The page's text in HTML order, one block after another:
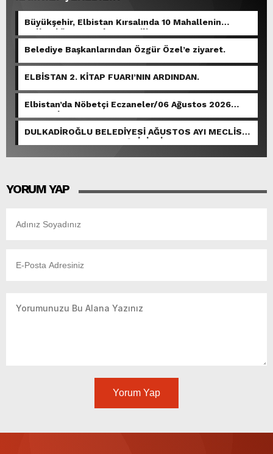
Büyükşehir, Elbistan Kırsalında 10 Mahallenin
Kullandığı Grup Yolunu Yeniliyor.
Belediye Başkanlarından Özgür Özel’e ziyaret.
ELBİSTAN 2. KİTAP FUARI’NIN ARDINDAN.
Elbistan’da Nöbetçi Eczaneler/06 Ağustos 2026
Perşembe
DULKADİROĞLU BELEDİYESİ AĞUSTOS AYI MECLİS
TOPLANTISI GERÇEKLEŞTİRİLDİ.
YORUM YAP
Yorum Yap